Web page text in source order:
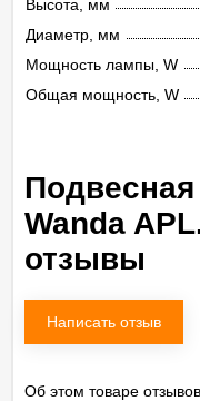
Высота, мм
Диаметр, мм
Мощность лампы, W
Общая мощность, W
Wanda
отзывы
Написать отзыв
Об этом товаре